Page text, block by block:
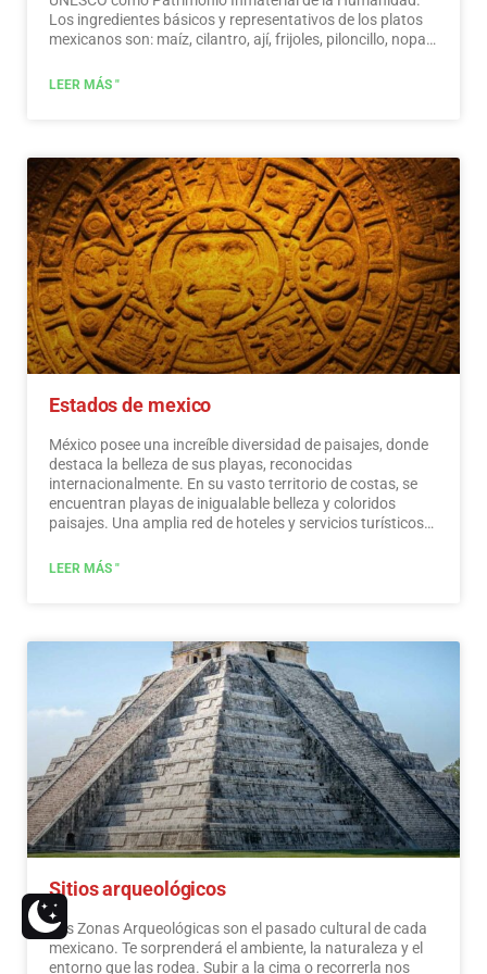
Los ingredientes básicos y representativos de los platos
mexicanos son: maíz, cilantro, ají, frijoles, piloncillo, nopal
sus salsas, que sirven de acompañamiento a platos
LEER MÁS "
Estados de mexico
México posee una increíble diversidad de paisajes, donde
destaca la belleza de sus playas, reconocidas
internacionalmente. En su vasto territorio de costas, se
encuentran playas de inigualable belleza y coloridos
paisajes. Una amplia red de hoteles y servicios turísticos
estas playas. México también es un lugar místico,
como faros en un océano de belleza natural. Ofrecen a los
visitantes edificios que cuentan su historia y museos que
recogen su patrimonio cultural. Y que mantienen vivas
tradiciones ancestrales, en ceremonias y festivales, donde
se puede disfrutar de actividades culturales y de
entretenimiento.…Leer más
LEER MÁS "
Sitios arqueológicos
Las Zonas Arqueológicas son el pasado cultural de cada
mexicano. Te sorprenderá el ambiente, la naturaleza y el
entorno que las rodea. Subir a la cima o recorrerla nos